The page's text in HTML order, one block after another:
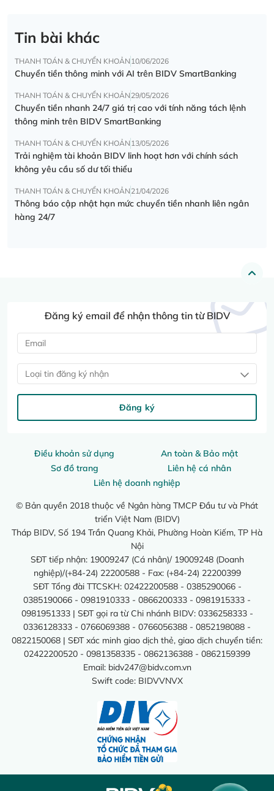
Tin bài khác
THANH TOÁN & CHUYỂN KHOẢN 10/06/2026
Chuyển tiền thông minh với AI trên BIDV SmartBanking
THANH TOÁN & CHUYỂN KHOẢN 29/05/2026
Chuyển tiền nhanh 24/7 giá trị cao với tính năng tách lệnh
thông minh trên BIDV SmartBanking
THANH TOÁN & CHUYỂN KHOẢN 13/05/2026
Trải nghiệm tài khoản BIDV linh hoạt hơn với chính sách
không yêu cầu số dư tối thiểu
THANH TOÁN & CHUYỂN KHOẢN 21/04/2026
Thông báo cập nhật hạn mức chuyển tiền nhanh liên ngân
hàng 24/7
Điều khoản sử dụng
An toàn & Bảo mật
Sơ đồ trang
Liên hệ cá nhân
Liên hệ doanh nghiệp
© Bản quyền 2018 thuộc về Ngân hàng TMCP Đầu tư và Phát
triển Việt Nam (BIDV)
Tháp BIDV, Số 194 Trần Quang Khải, Phường Hoàn Kiếm, TP Hà
Nội
SĐT tiếp nhận: 19009247 (Cá nhân)/ 19009248 (Doanh
nghiệp)/(+84-24) 22200588 - Fax: (+84-24) 22200399
SĐT Tổng đài TTCSKH: 02422200588 - 0385290066 -
0385190066 - 0981910333 - 0866200333 - 0981915333 -
0981951333 | SĐT gọi ra từ Chi nhánh BIDV: 0336258333 -
0336128333 - 0766069388 - 0766056388 - 0852198088 -
0822150068 | SĐT xác minh giao dịch thẻ, giao dịch chuyển tiền:
02422200520 - 0981358335 - 0862136388 - 0862159399
Email: bidv247@bidv.com.vn
Swift code: BIDVVNVX
Đăng ký email để nhận thông tin từ BIDV
Loại tin đăng ký nhận
Đăng ký